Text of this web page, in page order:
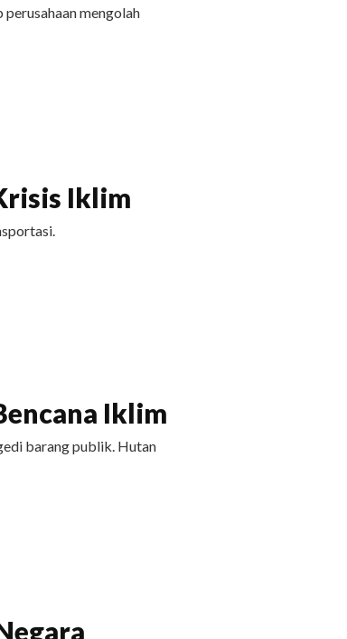
mengolah
Iklim
Iklim
barang publik. Hutan